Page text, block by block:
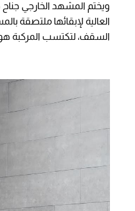
ويختم المشهد الخارجي
العالية لإبقائها ملتصقة
السقف، لتكتسب المركبة